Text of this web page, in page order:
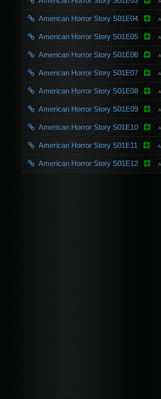
American Horror Story S01E04
American Horror Story S01E05
American Horror Story S01E06
American Horror Story S01E07
American Horror Story S01E08
American Horror Story S01E09
American Horror Story S01E10
American Horror Story S01E11
American Horror Story S01E12